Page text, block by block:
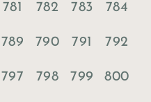
781 782 783 784
789 790 791 792
797 798 799 800